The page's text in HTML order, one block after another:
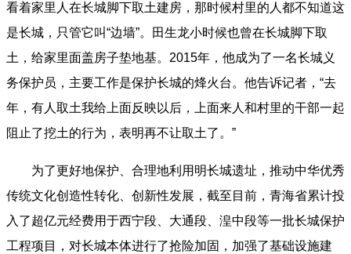
看着家里人在长城脚下取土建房，那时候村里的人都不知道这
是长城，只管它叫“边墙”。田生龙小时候也曾在长城脚下取
土，给家里面盖房子垫地基。2015年，他成为了一名长城义
务保护员，主要工作是保护长城的烽火台。他告诉记者，“去
年，有人取土我给上面反映以后，上面来人和村里的干部一起
阻止了挖土的行为，表明再不让取土了。”
为了更好地保护、合理地利用明长城遗址，推动中华优秀
传统文化创造性转化、创新性发展，截至目前，青海省累计投
入了超亿元经费用于西宁段、大通段、湟中段等一批长城保护
工程项目，对长城本体进行了抢险加固，加强了基础设施建